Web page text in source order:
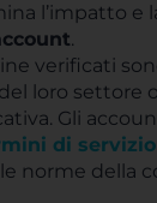
l’impatto e
.
verificati
loro settore
Gli
di
norme della